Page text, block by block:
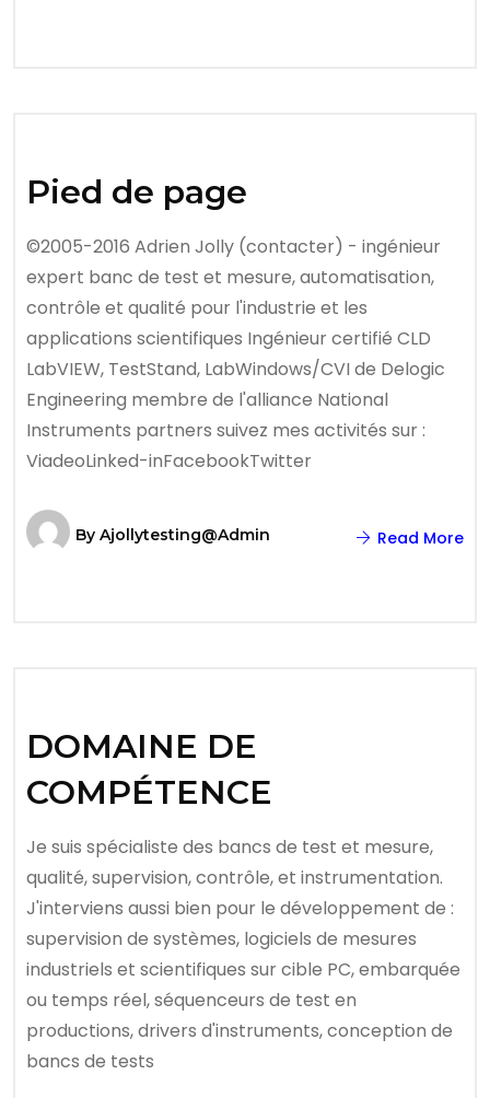
Pied de page
©2005-2016 Adrien Jolly (contacter) - ingénieur
expert banc de test et mesure, automatisation,
contrôle et qualité pour l'industrie et les
applications scientifiques Ingénieur certifié CLD
LabVIEW, TestStand, LabWindows/CVI de Delogic
Engineering membre de l'alliance National
Instruments partners suivez mes activités sur :
ViadeoLinked-inFacebookTwitter
By Ajollytesting@admin Read More
DOMAINE DE
COMPÉTENCE
Je suis spécialiste des bancs de test et mesure,
qualité, supervision, contrôle, et instrumentation.
J'interviens aussi bien pour le développement de :
supervision de systèmes, logiciels de mesures
industriels et scientifiques sur cible PC, embarquée
ou temps réel, séquenceurs de test en
productions, drivers d'instruments, conception de
bancs de tests